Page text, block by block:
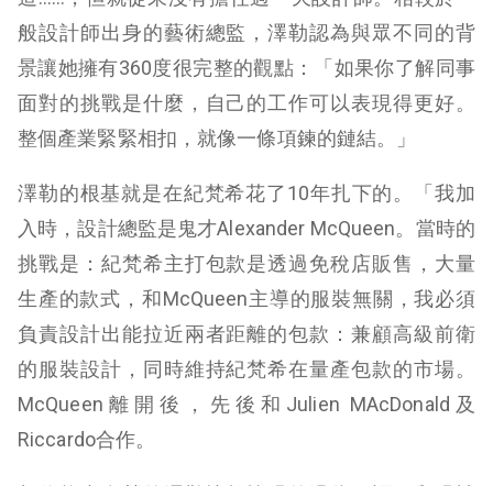
般設計師出身的藝術總監，澤勒認為與眾不同的背
景讓她擁有360度很完整的觀點：「如果你了解同事
面對的挑戰是什麼，自己的工作可以表現得更好。
整個產業緊緊相扣，就像一條項鍊的鏈結。」
澤勒的根基就是在紀梵希花了10年扎下的。「我加
入時，設計總監是鬼才Alexander McQueen。當時的
挑戰是：紀梵希主打包款是透過免稅店販售，大量
生產的款式，和McQueen主導的服裝無關，我必須
負責設計出能拉近兩者距離的包款：兼顧高級前衛
的服裝設計，同時維持紀梵希在量產包款的市場。
McQueen離開後，先後和Julien MAcDonald及
Riccardo合作。